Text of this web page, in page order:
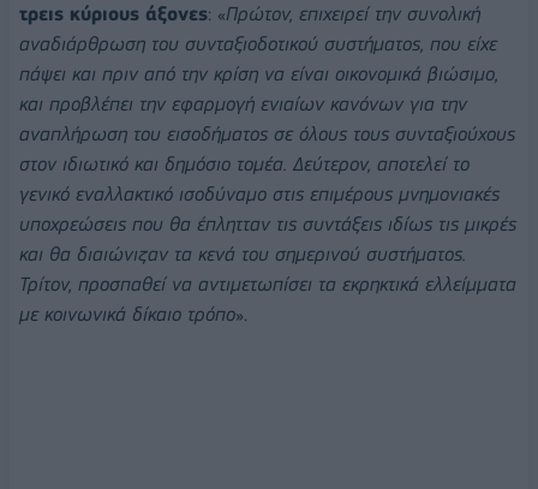
τρεις κύριους άξονες: «Πρώτον, επιχειρεί την συνολική
αναδιάρθρωση του συνταξιοδοτικού συστήματος, που είχε
πάψει και πριν από την κρίση να είναι οικονομικά βιώσιμο,
και προβλέπει την εφαρμογή ενιαίων κανόνων για την
αναπλήρωση του εισοδήματος σε όλους τους συνταξιούχους
στον ιδιωτικό και δημόσιο τομέα. Δεύτερον, αποτελεί το
γενικό εναλλακτικό ισοδύναμο στις επιμέρους μνημονιακές
υποχρεώσεις που θα έπλητταν τις συντάξεις ιδίως τις μικρές
και θα διαιώνιζαν τα κενά του σημερινού συστήματος.
Τρίτον, προσπαθεί να αντιμετωπίσει τα εκρηκτικά ελλείμματα
με κοινωνικά δίκαιο τρόπο».